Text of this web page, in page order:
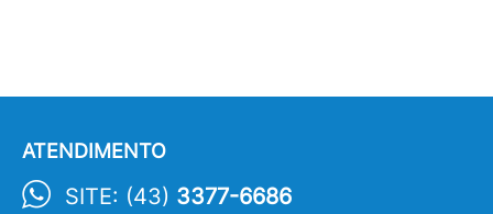
ATENDIMENTO
SITE: (43) 3377-6686